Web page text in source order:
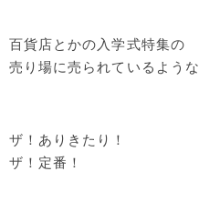
百貨店とかの入学式特集の
売り場に売られているような
ザ！ありきたり！
ザ！定番！